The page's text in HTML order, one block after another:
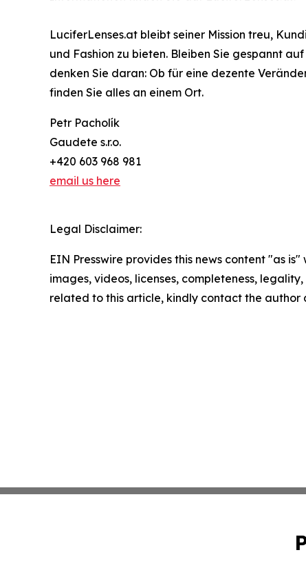
LuciferLenses.at bleibt seiner Mission treu,
und Fashion zu bieten. Bleiben Sie gespannt
denken Sie daran: Ob für eine dezente
finden Sie alles an einem Ort.
Petr Pacholík
Gaudete s.r.o.
+420 603 968 981
email us here
Legal Disclaimer:
EIN Presswire provides this news content "as
images, videos, licenses, completeness,
related to this article, kindly contact the author